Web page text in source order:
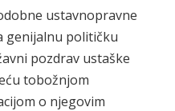
ustavnopravne
genijalnu političku
pozdrav ustaške
tobožnjom
o njegovim